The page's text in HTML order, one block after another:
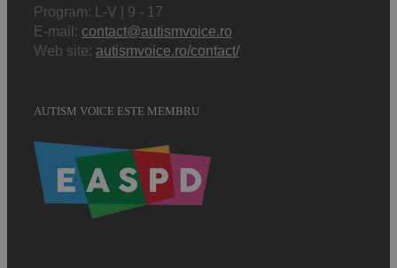
Program: L-V | 9 - 17
E-mail: contact@autismvoice.ro
Web site: autismvoice.ro/contact/
AUTISM VOICE ESTE MEMBRU